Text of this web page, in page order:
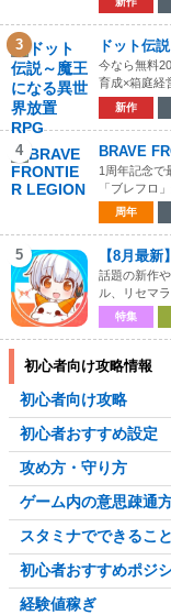
3 ドット伝
今なら無料
育成×箱庭経
新作
4 BRAVE
1周年記念で
「ブレフロ
周年
5 【8月最
話題の新作
ル、リセマ
特集
初心者向け攻略情報
初心者向け攻略
初心者おすすめ設定
攻め方・守り方
ゲーム内の意思疎通
スタミナでできること
初心者おすすめポジ
経験値稼ぎ